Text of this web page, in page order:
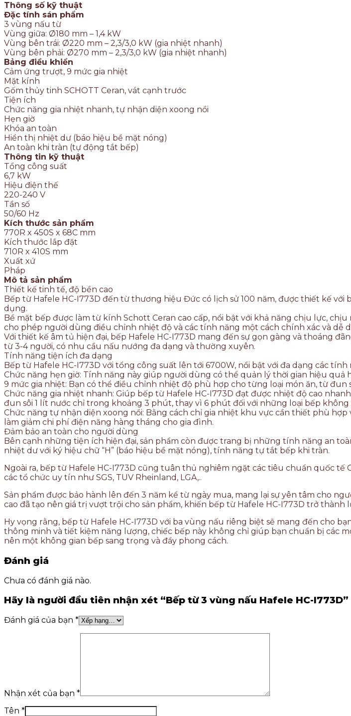
Thông số kỹ thuật
Đặc tính sán phẩm
3 vùng nấu từ
Vùng giữa: Ø180 mm – 1,4 kW
Vùng bên trái: Ø220 mm – 2,3/3,0 kW (gia nhiệt nhanh)
Vùng bên phải: Ø270 mm – 2,3/3,0 kW (gia nhiệt nhanh)
Bảng điều khiển
Cảm ứng trượt, 9 mức gia nhiệt
Mặt kính
Gốm thủy tinh SCHOTT Ceran, vát cạnh trước
Tiện ích
Chức năng gia nhiệt nhanh, tự nhận diện xoong nồi
Hẹn giờ
Khóa an toàn
Hiển thị nhiệt dư (báo hiệu bề mặt nóng)
An toàn khi tràn (tự động tắt bếp)
Thông tin kỹ thuật
Tổng công suất
6,7 kW
Hiệu điện thế
220-240 V
Tần số
50/60 Hz
Kích thước sản phẩm
770R x 450S x 68C mm
Kích thước lắp đặt
710R x 410S mm
Xuất xứ
Pháp
Mô tả sản phẩm
Thiết kế tinh tế, độ bền cao
Bếp từ Hafele HC-I773D đến từ thương hiệu Đức có lịch sử 100 năm, được thiết kế
dụng.
Bề mặt bếp được làm từ kính Schott Ceran cao cấp, nổi bật với khả năng chịu lực,
cho phép người dùng điều chỉnh nhiệt độ và các tính năng một cách chính xác và dễ
Với thiết kế âm tủ hiện đại, bếp Hafele HC-I773D mang đến sự gọn gàng và thoáng
từ 3-4 người, có nhu cầu nấu nướng đa dạng và thường xuyên.
Tính năng tiện ích đa dạng
Bếp từ Hafele HC-I773D với tổng công suất lên tới 6700W, nổi bật với đa dạng các
Chức năng hẹn giờ: Tính năng này giúp người dùng có thể quản lý thời gian hiệu quả
9 mức gia nhiệt: Bạn có thể điều chỉnh nhiệt độ phù hợp cho từng loại món ăn, từ
Chức năng gia nhiệt nhanh: Giúp bếp từ Hafele HC-I773D đạt được nhiệt độ cao
đun sôi 1 lít nước chỉ trong khoảng 3 phút, thay vì 6 phút đối với những loại bếp không
Chức năng tự nhận diện xoong nồi: Bằng cách chỉ gia nhiệt khu vực cần thiết phù
làm giảm chi phí điện năng hàng tháng cho gia đình.
Đảm bảo an toàn cho người dùng
Bên cạnh những tiện ích hiện đại, sản phẩm còn được trang bị những tính năng an
nhiệt dư với ký hiệu chữ “H” (báo hiệu bề mặt nóng), tính năng tự tắt bếp khi tràn.
Ngoài ra, bếp từ Hafele HC-I773D cũng tuân thủ nghiêm ngặt các tiêu chuẩn quốc
các tổ chức uy tín như SGS, TUV Rheinland, LGA,..
Sản phẩm được bảo hành lên đến 3 năm kể từ ngày mua, mang lại sự yên tâm cho
cao đã tạo nên giá trị vượt trội cho sản phẩm, khiến bếp từ Hafele HC-I773D trở
Hy vọng rằng, bếp từ Hafele HC-I773D với ba vùng nấu riêng biệt sẽ mang đến cho
thông minh và tiết kiệm năng lượng, chiếc bếp này không chỉ giúp bạn chuẩn bị các
nên một không gian bếp sang trọng và đầy phong cách.
Đánh giá
Chưa có đánh giá nào.
Hãy là người đầu tiên nhận xét “Bếp từ 3 vùng nấu Hafele HC-I773D”
Đánh giá của bạn *
Nhận xét của bạn *
Tên *